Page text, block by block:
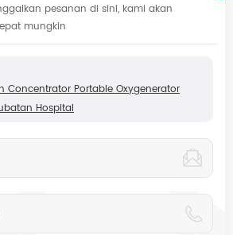
pesanan di sini, kami akan
mungkin
Concentrator Portable Oxygenerator
Hospital